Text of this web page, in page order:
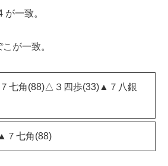
一致。
が一致。
七角(88)△３四歩(33)▲７八銀
７七角(88)